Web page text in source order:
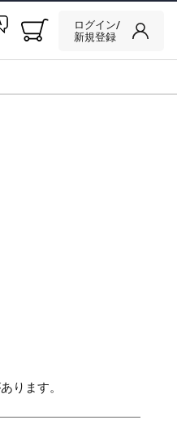
ログイン/
新規登録
ります。